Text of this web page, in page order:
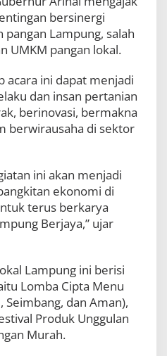
m
p
u
n
j
a
k
a
a
r
a
k
a
r
k
a
y
a
bersinergi
Lampung, salah
UMKM pangan lokal.
acara ini dapat menjadi
dan insan pertanian
berinovasi, bermakna
berwirausaha di sektor
ini akan menjadi
ekonomi di
terus berkarya
Berjaya,” ujar
Lampung ini berisi
Lomba Cipta Menu
Seimbang, dan Aman),
Produk Unggulan
Murah.